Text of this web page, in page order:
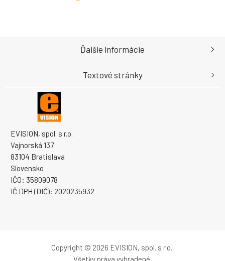
EVISION, spol. s r.o.
Vajnorská 137
83104 Bratislava
Slovensko
IČO: 35809078
IČ DPH (DIČ): 2020235932
Ďalšie informácie
Textové stránky
Copyright © 2026 EVISION, spol. s r.o.
Všetky práva vyhradené.